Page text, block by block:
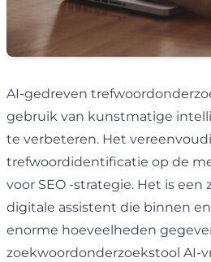
AI-gedreven
gebruik van kunstmatige
te verbeteren. Het
trefwoordidentificatie op de
voor SEO -strategie. Het is
digitale assistent die binnen
enorme hoeveelheden
zoekwoordonderzoekstool AI-